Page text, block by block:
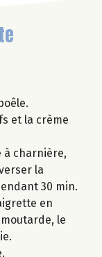
et la crème
à charnière,
la
30 min.
en
le